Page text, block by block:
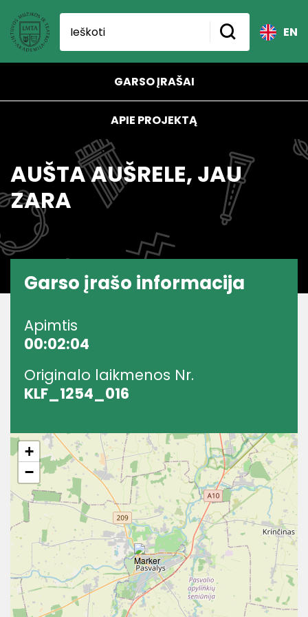
EN
GARSO ĮRAŠAI
APIE PROJEKTĄ
AUŠTA AUŠRELE, JAU
ZARA
Garso įrašo informacija
Apimtis
00:02:04
Originalo laikmenos Nr.
KLF_1254_016
+
−